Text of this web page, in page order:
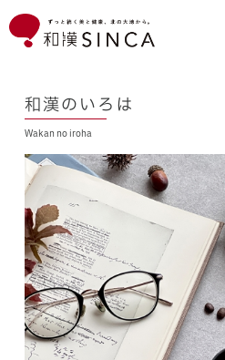
ブランド
こだわり素材
ニュース
和漢のいろは
採用情報
和漢のいろは
Wakan no iroha